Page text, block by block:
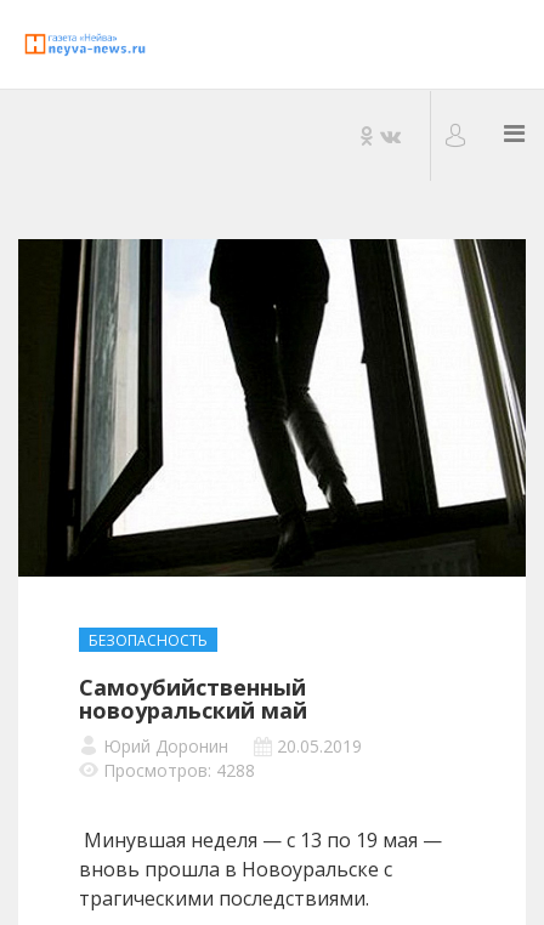
БЕЗОПАСНОСТЬ
Самоубийственный
новоуральский май
Юрий Доронин
20.05.2019
Просмотров: 4288
Минувшая неделя — с 13 по 19 мая —
вновь прошла в Новоуральске с
трагическими последствиями.